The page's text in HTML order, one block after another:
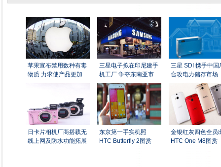
苹果宣布禁用数种有毒
物质 力求使产品更加
三星电子拟在印尼建手
机工厂 争夺东南亚市
三星 SDI 携手中国
合攻电力储存市场
日卡片相机厂商搭载无
线上网及防水功能拓展
东京第一手实机照
HTC Butterfly 2图赏
金银红灰四色全员
HTC One M8图赏